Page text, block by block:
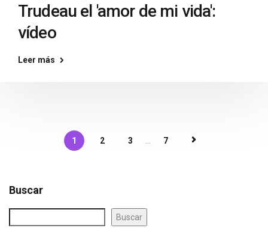
Trudeau el 'amor de mi vida':
vídeo
Leer más
1 2 3 7
Buscar
Buscar